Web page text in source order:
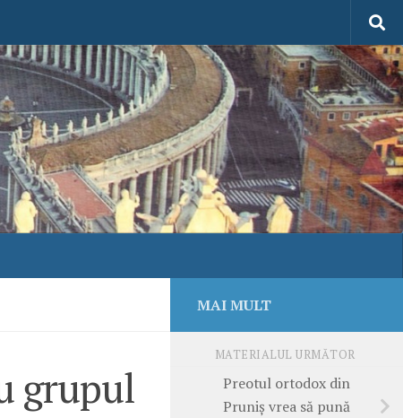
grupul
MAI MULT
MATERIALUL URMĂTOR
Preotul ortodox din
Pruniş vrea să pună